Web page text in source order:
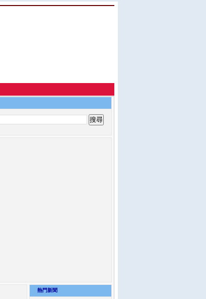
熱門新聞